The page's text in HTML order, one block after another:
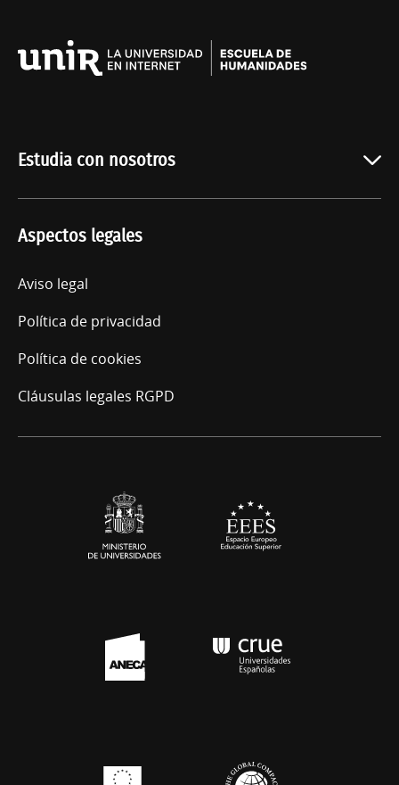
Estudia con nosotros
Quiénes somos
Acceso
Aspectos legales
Aviso legal
Política de privacidad
Política de cookies
Cláusulas legales RGPD